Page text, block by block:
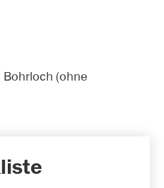
(ohne